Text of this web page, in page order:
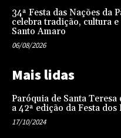
34ª Festa das Nações da
celebra tradição, cultura
Santo Amaro
06/08/2026
Mais lidas
Paróquia de Santa Teresa
a 42ª edição da Festa dos
17/10/2024